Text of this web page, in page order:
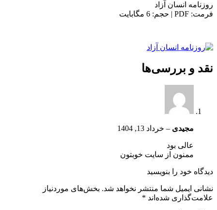
روزنامه انسان آزاد
فرمت: PDF | حجم: 6 مگابایت
نقد و بررسی‌ها
مجیدی – خرداد 13, 1404
عالی بود
ممنون از سایت خوبتون
دیدگاه خود را بنویسید
نشانی ایمیل شما منتشر نخواهد شد. بخش‌های موردنیاز
علامت‌گذاری شده‌اند *